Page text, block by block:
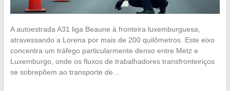
A autoestrada A31 liga Beaune à fronteira luxemburguesa,
atravessando a Lorena por mais de 200 quilômetros. Este eixo
concentra um tráfego particularmente denso entre Metz e
Luxemburgo, onde os fluxos de trabalhadores transfronteiriços
se sobrepõem ao transporte de…